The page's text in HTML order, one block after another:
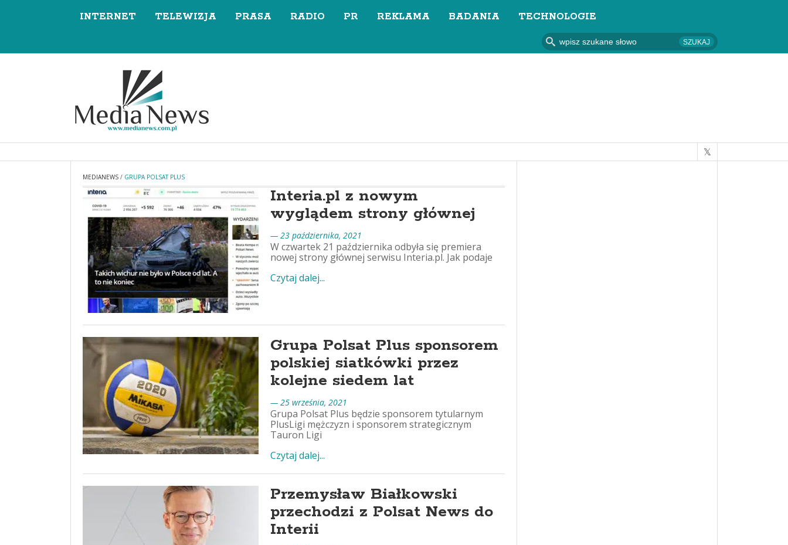
INTERNET TELEWIZJA PRASA RADIO PR REKLAMA BADANIA TECHNOLOGIE
MEDIANEWS / GRUPA POLSAT PLUS
Interia.pl z nowym
wyglądem strony głównej
— 23 października, 2021
W czwartek 21 października odbyła się premiera
nowej strony głównej serwisu Interia.pl. Jak podaje
Czytaj dalej...
Grupa Polsat Plus sponsorem
polskiej siatkówki przez
kolejne siedem lat
— 25 września, 2021
Grupa Polsat Plus będzie sponsorem tytularnym
PlusLigi mężczyzn i sponsorem strategicznym
Tauron Ligi
Czytaj dalej...
Przemysław Białkowski
przechodzi z Polsat News do
Interii